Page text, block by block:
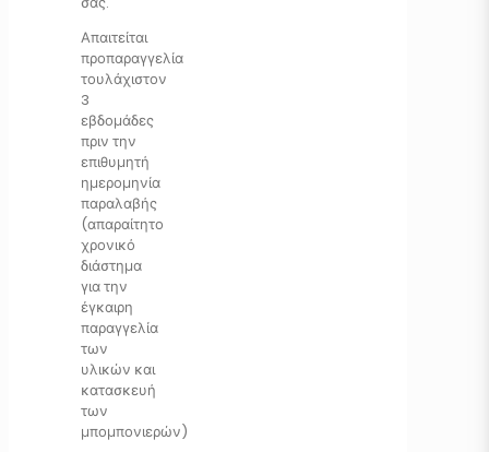
Απαιτείται
προπαραγγελία
τουλάχιστον
3
εβδομάδες
πριν την
επιθυμητή
ημερομηνία
παραλαβής
(απαραίτητο
χρονικό
διάστημα
για την
έγκαιρη
παραγγελία
των
υλικών και
κατασκευή
των
μπομπονιερών)